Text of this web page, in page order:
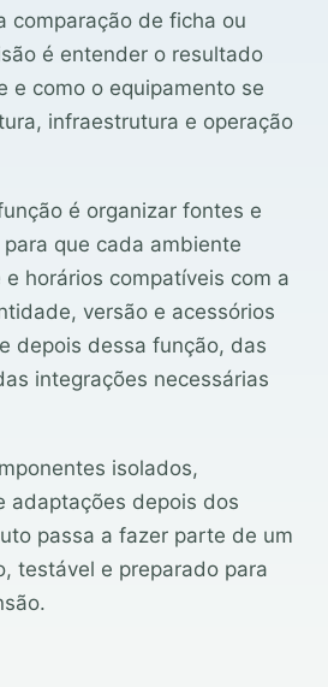
comparação de ficha ou
é entender o resultado
e como o equipamento se
infraestrutura e operação
é organizar fontes e
que cada ambiente
horários compatíveis com a
versão e acessórios
depois dessa função, das
integrações necessárias
isolados,
adaptações depois dos
passa a fazer parte de um
testável e preparado para